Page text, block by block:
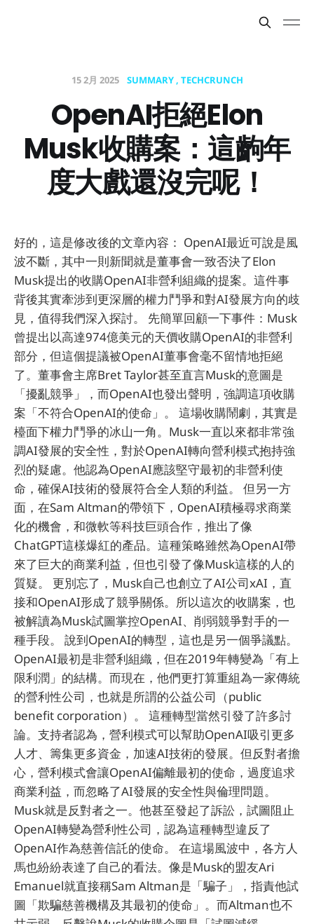
15 2月 2025 SUMMARY TECHCRUNCH
OpenAI拒絕Elon
Musk收購案：這齣年
度大戲還沒完呢！
好的，這是修改後的文章內容： OpenAI最近可說是風
波不斷，其中一則新聞就是董事會一致否決了Elon
Musk提出的收購OpenAI非營利組織的提案。這件事
背後其實牽涉到更深層的權力鬥爭和對AI發展方向的歧
見，值得我們深入探討。 先簡單回顧一下事件：Musk
曾提出以高達974億美元的天價收購OpenAI的非營利
部分，但這個提議被OpenAI董事會毫不留情地拒絕
了。董事會主席Bret Taylor甚至直言Musk的意圖是
「擾亂競爭」，而OpenAI也發出聲明，強調這項收購
案「不符合OpenAI的使命」。 這場收購鬧劇，其實是
檯面下權力鬥爭的冰山一角。Musk一直以來都非常強
調AI發展的安全性，對於OpenAI轉向營利模式抱持強
烈的疑慮。他認為OpenAI應該堅守最初的非營利使
命，確保AI技術的發展符合全人類的利益。 但另一方
面，在Sam Altman的帶領下，OpenAI積極尋求商業
化的機會，和微軟等科技巨頭合作，推出了像
ChatGPT這樣爆紅的產品。這種策略雖然為OpenAI帶
來了巨大的商業利益，但也引發了像Musk這樣的人的
質疑。 更別忘了，Musk自己也創立了AI公司xAI，直
接和OpenAI形成了競爭關係。所以這次的收購案，也
被解讀為Musk試圖掌控OpenAI、削弱競爭對手的一
種手段。 說到OpenAI的轉型，這也是另一個爭議點。
OpenAI最初是非營利組織，但在2019年轉變為「有上
限利潤」的結構。而現在，他們更打算重組為一家傳統
的營利性公司，也就是所謂的公益公司（public
benefit corporation）。 這種轉型當然引發了許多討
論。支持者認為，營利模式可以幫助OpenAI吸引更多
人才、籌集更多資金，加速AI技術的發展。但反對者擔
心，營利模式會讓OpenAI偏離最初的使命，過度追求
商業利益，而忽略了AI發展的安全性與倫理問題。
Musk就是反對者之一。他甚至發起了訴訟，試圖阻止
OpenAI轉變為營利性公司，認為這種轉型違反了
OpenAI作為慈善信託的使命。 在這場風波中，各方人
馬也紛紛表達了自己的看法。像是Musk的盟友Ari
Emanuel就直接稱Sam Altman是「騙子」，指責他試
圖「欺騙慈善機構及其最初的使命」。而Altman也不